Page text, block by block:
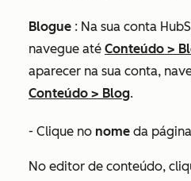
Blogue : Na sua conta
navegue até Conteúdo >
aparecer na sua conta,
Conteúdo > Blog.
- Clique no nome da
No editor de conteúdo,